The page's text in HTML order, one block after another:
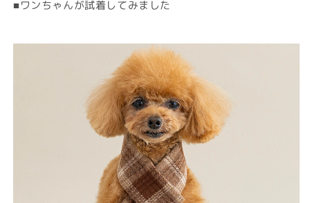
■ワンちゃんが試着してみました